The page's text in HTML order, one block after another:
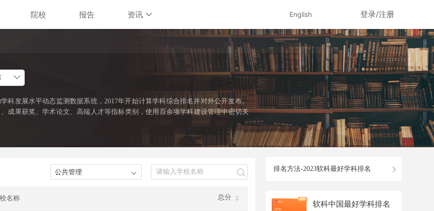
院校 报告 资讯 登录/注册
English
科发展水平动态监测数据系统，2017年开始计算学科综合排名并对外公开发布。
成果获奖、学术论文、高端人才等指标类别，使用百余项学科建设管理中密切关
源和标志性成果的占有和贡献。软科中国最好学科排名采用的学科口径是国务院
年）》中的一级学科和专业学位类别。在每个学科，排名的对象是在该学科设有
的高校。软科中国最好学科排名最新发布的榜单包括98个一级学科和5个专业学位
名称 总分
排名方法-2023软科最好学科排名
软科中国最好学科排名